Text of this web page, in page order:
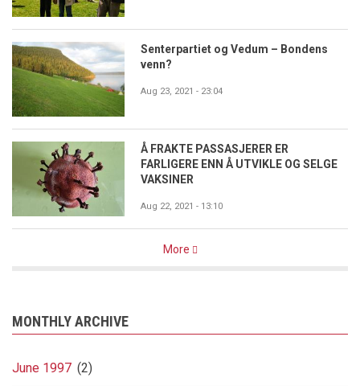
Senterpartiet og Vedum – Bondens
venn?
Aug 23, 2021 - 23:04
Å FRAKTE PASSASJERER ER
FARLIGERE ENN Å UTVIKLE OG SELGE
VAKSINER
Aug 22, 2021 - 13:10
More
MONTHLY ARCHIVE
June 1997 (2)